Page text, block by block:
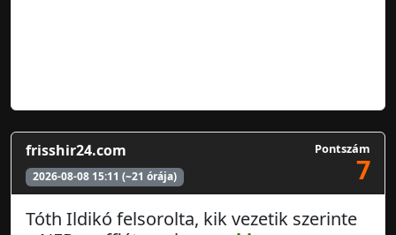
frisshir24.com
2026-08-08 15:11 (~21 órája)
Pontszám
7
Tóth Ildikó felsorolta, kik vezetik szerinte